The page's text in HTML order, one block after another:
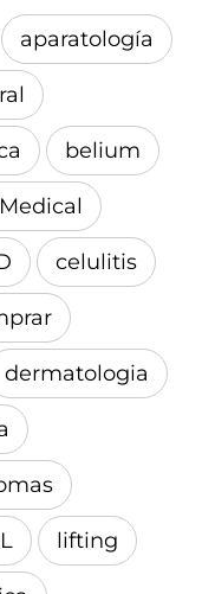
aparatología
belium
celulitis
dermatologia
lifting